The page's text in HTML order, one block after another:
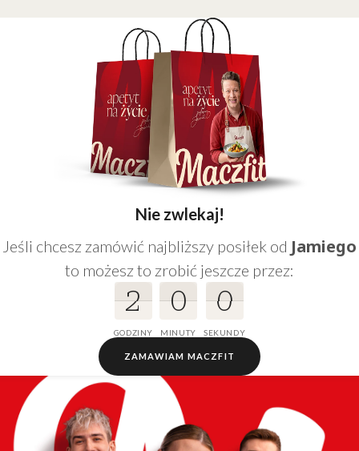
Nie zwlekaj!
Jeśli chcesz zamówić najbliższy posiłek od Jamiego
to możesz to zrobić jeszcze przez:
2
2
2
2
GODZINY
0
0
0
0
MINUTY
0
0
0
0
SEKUNDY
ZAMAWIAM MACZFIT